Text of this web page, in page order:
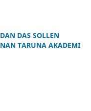
DAS SOLLEN
TARUNA AKADEMI